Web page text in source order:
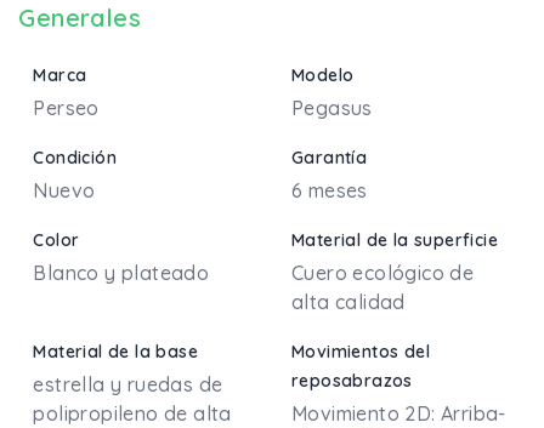
Generales
Marca
Perseo
Modelo
Pegasus
Condición
Nuevo
Garantía
6 meses
Color
Blanco y plateado
Material de la superficie
Cuero ecológico de
alta calidad
Material de la base
estrella y ruedas de
polipropileno de alta
Movimientos del
reposabrazos
Movimiento 2D: Arriba-